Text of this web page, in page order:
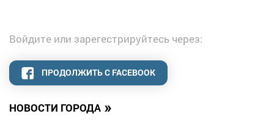
НОВОСТИ ГОРОДА »
Войдите или зарегестрируйтесь через:
ПРОДОЛЖИТЬ С FACEBOOK